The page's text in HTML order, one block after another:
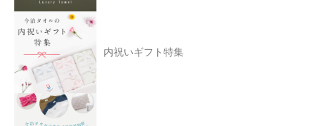
内祝いギフト特集